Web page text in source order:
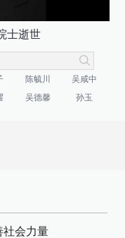
士逝世
陈毓川
吴咸中
吴德馨 孙玉
社会力量